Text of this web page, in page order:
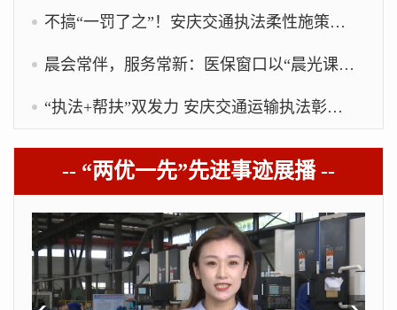
不搞“一罚了之”！安庆交通执法柔性施策，企业送锦旗表谢意
晨会常伴，服务常新：医保窗口以“晨光课堂”赋能效能升级
“执法+帮扶”双发力 安庆交通运输执法彰显责任与温情
-- “两优一先”先进事迹展播 --